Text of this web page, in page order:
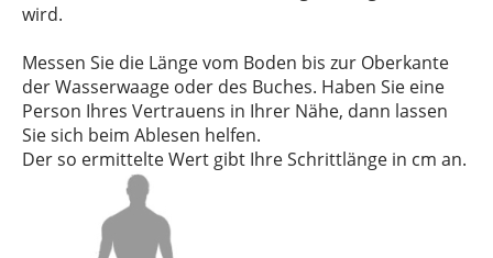
wird.
Messen Sie die Länge vom Boden bis zur Oberkante
der Wasserwaage oder des Buches. Haben Sie eine
Person Ihres Vertrauens in Ihrer Nähe, dann lassen
Sie sich beim Ablesen helfen.
Der so ermittelte Wert gibt Ihre Schrittlänge in cm an.